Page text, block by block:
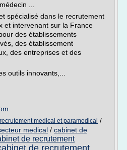
...
spécialisé dans le recrutement
et intervenant sur la France
des établissements
des établissement
des entreprises et des
outils innovants,...
medical et paramedical /
medical / cabinet de
de recrutement
de recrutement